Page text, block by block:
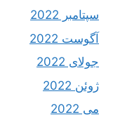
سپتامبر 2022
آگوست 2022
جولای 2022
ژوئن 2022
می 2022